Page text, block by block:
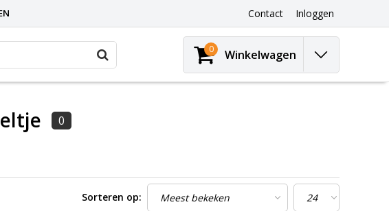
Contact Inloggen
0 Winkelwagen
0
Sorteren op: